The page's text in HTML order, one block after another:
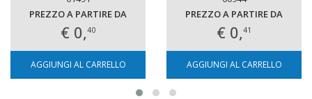
PREZZO A PARTIRE DA
€ 0,40
AGGIUNGI AL CARRELLO
PREZZO A PARTIRE DA
€ 0,41
AGGIUNGI AL CARRELLO